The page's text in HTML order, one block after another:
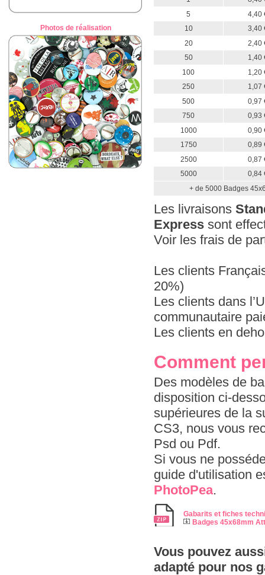
Photos de réalisation
5
4,40
10
3,40
20
2,40
50
1,40
100
1,20
250
1,07
500
0,97
750
0,93
1000
0,90
1750
0,89
2500
0,87
5000
0,84
+ de 5000 Badges
Les livraisons
Express sont
Voir les frais de
Les clients
20%)
Les clients dans
communautaire
Les clients en
Comment
Des modèles de
disposition ci-
supérieures de la
CS3, nous vous
Psd ou Pdf.
Si vous ne
guide d'utilisation
PhotoPea.
Gabarits et fiches
Badges 45x68mm
Vous pouvez
adapté pour nos